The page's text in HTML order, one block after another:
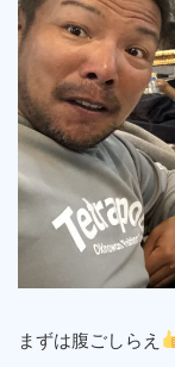
まずは腹ごしらえ